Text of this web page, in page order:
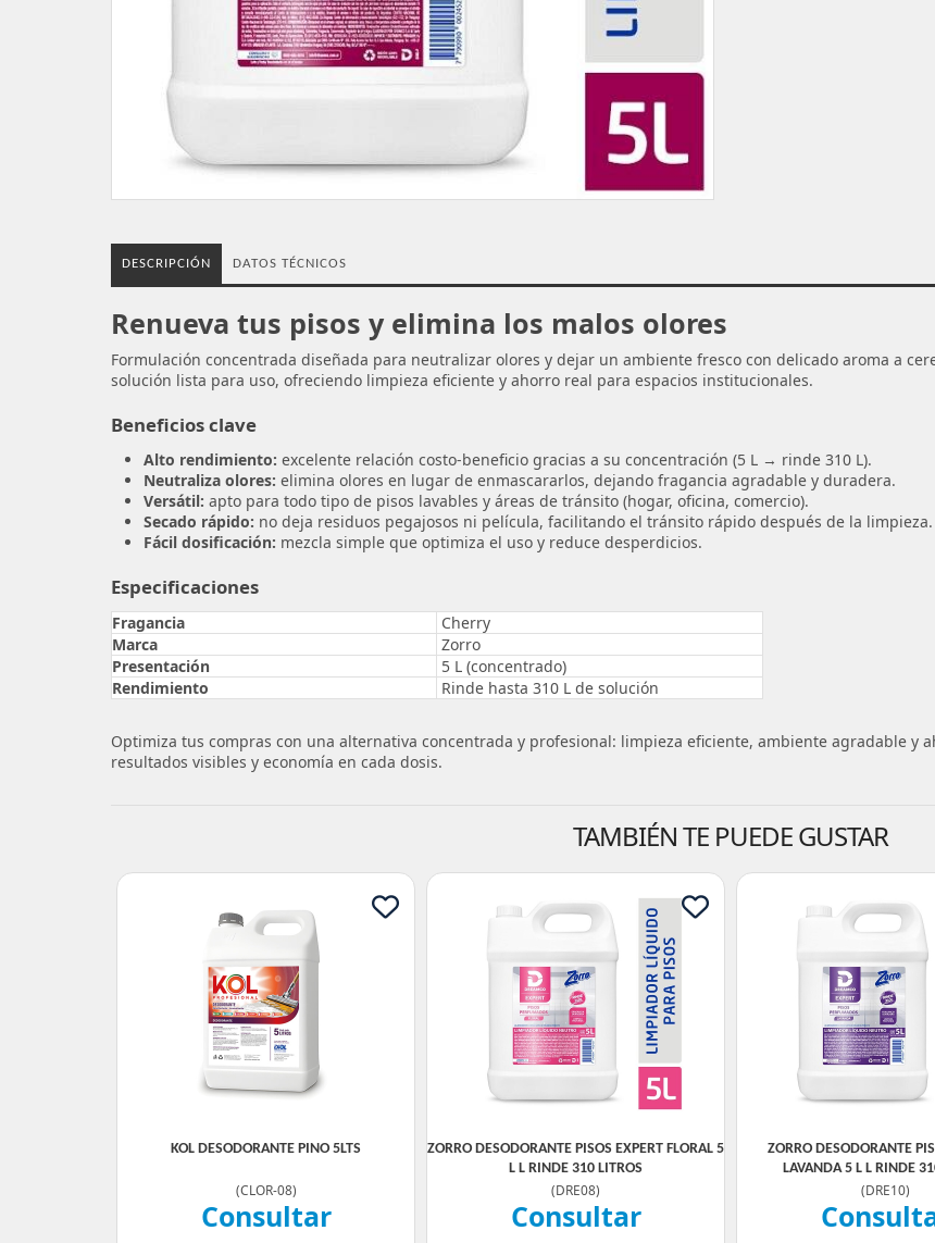
DESCRIPCIÓN DATOS TÉCNICOS
Renueva tus pisos y elimina los malos olores
Formulación concentrada diseñada para neutralizar olores y dejar un ambiente fresco con delicado aroma a
solución lista para uso, ofreciendo limpieza eficiente y ahorro real para espacios institucionales.
Beneficios clave
Alto rendimiento: excelente relación costo-beneficio gracias a su concentración (5 L → rinde 310 L).
Neutraliza olores: elimina olores en lugar de enmascararlos, dejando fragancia agradable y duradera.
Versátil: apto para todo tipo de pisos lavables y áreas de tránsito (hogar, oficina, comercio).
Secado rápido: no deja residuos pegajosos ni película, facilitando el tránsito rápido después de la limpieza.
Fácil dosificación: mezcla simple que optimiza el uso y reduce desperdicios.
Especificaciones
Fragancia
Cherry
Marca
Zorro
Presentación
5 L (concentrado)
Rendimiento
Rinde hasta 310 L de solución
Optimiza tus compras con una alternativa concentrada y profesional: limpieza eficiente, ambiente agradable y
resultados visibles y economía en cada dosis.
TAMBIÉN TE PUEDE GUSTAR
KOL DESODORANTE PINO 5LTS
(CLOR-08)
Consultar
ZORRO DESODORANTE PISOS EXPERT FLORAL 5
L L RINDE 310 LITROS
(DRE08)
Consultar
ZORRO DESODORANTE
LAVANDA 5 L L RINDE
(DRE10)